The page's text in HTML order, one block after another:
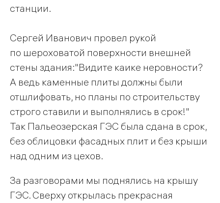
станции.
Сергей Иванович провел рукой
по шероховатой поверхности внешней
стены здания:"Видите каике неровности?
А ведь каменные плиты должны были
отшлифовать, но планы по строительству
строго ставили и выполнялись в срок!"
Так Пальеозерская ГЭС была сдана в срок,
без облицовки фасадных плит и без крыши
над одним из цехов.
За разговорами мы поднялись на крышу
ГЭС. Сверху открылась прекрасная